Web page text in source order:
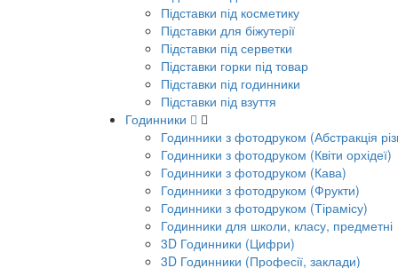
Підставки під косметику
Підставки для біжутерії
Підставки під серветки
Підставки горки під товар
Підставки під годинники
Підставки під взуття
Годинники
Годинники з фотодруком (Абстракція
Годинники з фотодруком (Квіти орхідеї)
Годинники з фотодруком (Кава)
Годинники з фотодруком (Фрукти)
Годинники з фотодруком (Тірамісу)
Годинники для школи, класу, предметні
3D Годинники (Цифри)
3D Годинники (Професії, заклади)